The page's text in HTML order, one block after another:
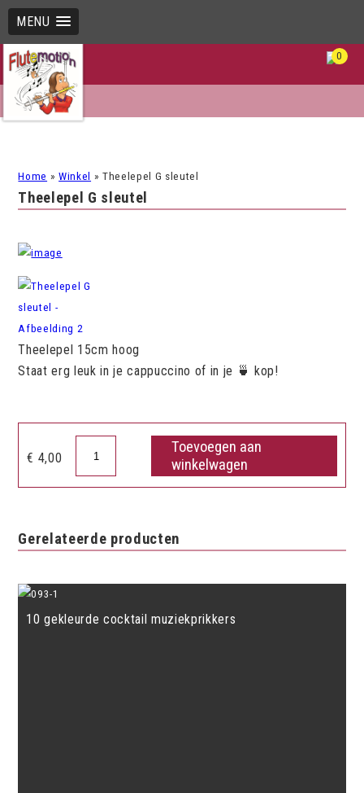
MENU
0
Home »Winkel »Theelepel G sleutel
Theelepel G sleutel
Theelepel 15cm hoog
Staat erg leuk in je cappuccino of in je 🍵 kop!
€ 4,00
sleutel
Toevoegen aan
winkelwagen
Gerelateerde producten
10 gekleurde cocktail muziekprikkers